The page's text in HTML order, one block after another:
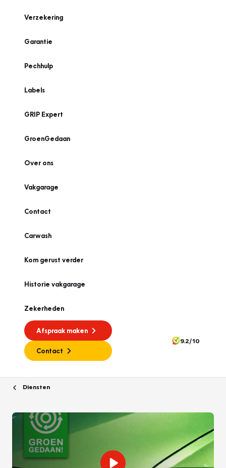
Verzekering
Garantie
Pechhulp
Labels
GRIP Expert
GroenGedaan
Over ons
Vakgarage
Contact
Carwash
Kom gerust verder
Historie vakgarage
Zekerheden
Afspraak maken
Contact
9.2/10
Diensten